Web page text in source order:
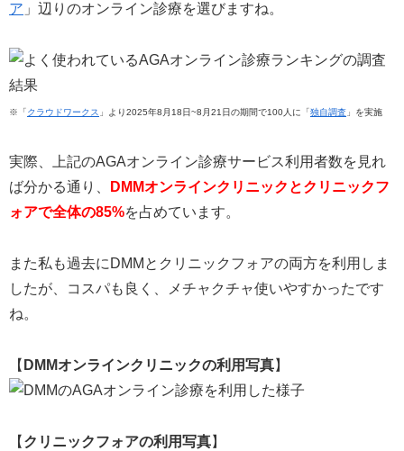
ア 」辺りのオンライン診療を選びますね。
※「クラウドワークス 」より2025年8月18日~8月21日の期間で100人に「独自調査 」を実施
実際、上記のAGAオンライン診療サービス利用者数を見れ
ば分かる通り、
DMMオンラインクリニックとクリニックフ
ォアで全体の85%を占めています。
また私も過去にDMMとクリニックフォアの両方を利用しま
したが、コスパも良く、メチャクチャ使いやすかったです
ね。
【 DMMオンラインクリニックの利用写真】
【 クリニックフォアの利用写真】